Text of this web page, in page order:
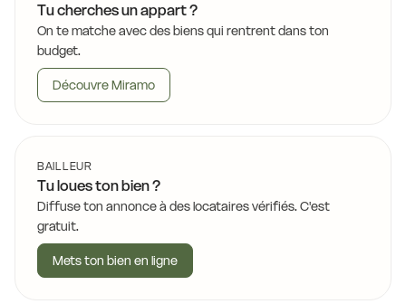
Tu cherches un appart ?
On te matche avec des biens qui rentrent dans ton
budget.
Découvre Miramo
BAILLEUR
Tu loues ton bien ?
Diffuse ton annonce à des locataires vérifiés. C'est
gratuit.
Mets ton bien en ligne